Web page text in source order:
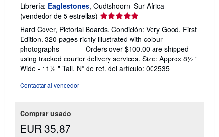
Librería: Eaglestones, Oudtshoorn, Sur Africa
(vendedor de 5 estrellas) Calificación
del
vendedor:
5
de
5
estrellas
Hard Cover, Pictorial Boards. Condición: Very Good. First
Edition. 320 pages richly illustrated with colour
photographs---------- Orders over $100.00 are shipped
using tracked courier delivery services. Size: Approx 8½ "
Wide - 11½ " Tall. Nº de ref. del artículo: 002535
Contactar al vendedor
Comprar usado
EUR 35,87